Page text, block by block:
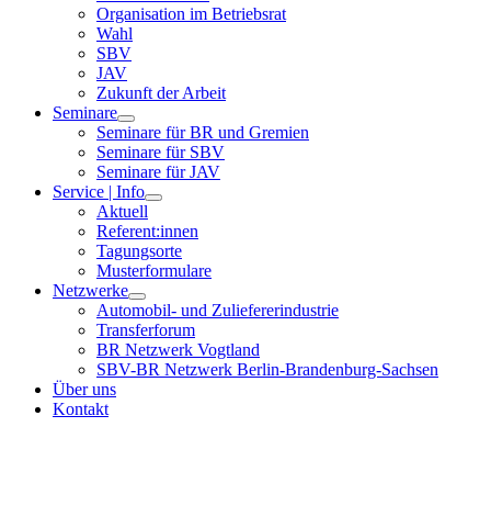
Organisation im Betriebsrat
Wahl
SBV
JAV
Zukunft der Arbeit
Seminare
Seminare für BR und Gremien
Seminare für SBV
Seminare für JAV
Service | Info
Aktuell
Referent:innen
Tagungsorte
Musterformulare
Netzwerke
Automobil- und Zuliefererindustrie
Transferforum
BR Netzwerk Vogtland
SBV-BR Netzwerk Berlin-Brandenburg-Sachsen
Über uns
Kontakt